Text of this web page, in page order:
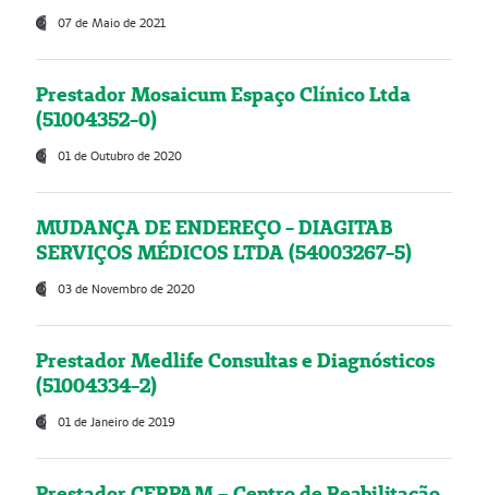
07 de Maio de 2021
Prestador Mosaicum Espaço Clínico Ltda
(51004352-0)
01 de Outubro de 2020
MUDANÇA DE ENDEREÇO - DIAGITAB
SERVIÇOS MÉDICOS LTDA (54003267-5)
03 de Novembro de 2020
Prestador Medlife Consultas e Diagnósticos
(51004334-2)
01 de Janeiro de 2019